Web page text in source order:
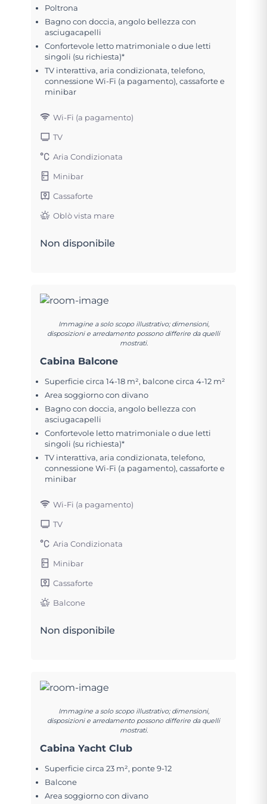
Poltrona
Bagno con doccia, angolo bellezza con
asciugacapelli
Confortevole letto matrimoniale o due letti
singoli (su richiesta)*
TV interattiva, aria condizionata, telefono,
connessione Wi-Fi (a pagamento), cassaforte e
minibar
Wi-Fi (a pagamento)
TV
Aria Condizionata
Minibar
Cassaforte
Oblò vista mare
Non disponibile
Immagine a solo scopo illustrativo; dimensioni,
disposizioni e arredamento possono differire da quelli
mostrati.
Cabina Balcone
Superficie circa 14-18 m², balcone circa 4-12 m²
Area soggiorno con divano
Bagno con doccia, angolo bellezza con
asciugacapelli
Confortevole letto matrimoniale o due letti
singoli (su richiesta)*
TV interattiva, aria condizionata, telefono,
connessione Wi-Fi (a pagamento), cassaforte e
minibar
Wi-Fi (a pagamento)
TV
Aria Condizionata
Minibar
Cassaforte
Balcone
Non disponibile
Immagine a solo scopo illustrativo; dimensioni,
disposizioni e arredamento possono differire da quelli
mostrati.
Cabina Yacht Club
Superficie circa 23 m², ponte 9-12
Balcone
Area soggiorno con divano